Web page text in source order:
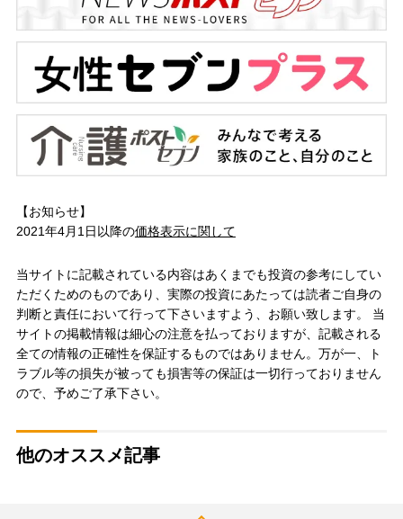
【お知らせ】
2021年4月1日以降の価格表示に関して
当サイトに記載されている内容はあくまでも投資の参考にしてい
ただくためのものであり、実際の投資にあたっては読者ご自身の
判断と責任において行って下さいますよう、お願い致します。 当
サイトの掲載情報は細心の注意を払っておりますが、記載される
全ての情報の正確性を保証するものではありません。万が一、ト
ラブル等の損失が被っても損害等の保証は一切行っておりません
ので、予めご了承下さい。
他のオススメ記事